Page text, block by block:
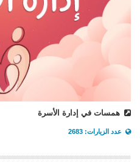
همسات في إدارة الأسرة
عدد الزيارات: 2683